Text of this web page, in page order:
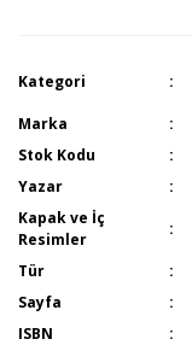
Kategori
Marka
Stok Kodu
Yazar
Kapak ve İç
Resimler
Tür
Sayfa
ISBN